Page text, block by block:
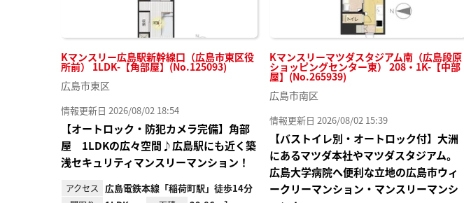
Kマンスリー広島駅新幹線口（広島市東区役
所前） 1LDK-【角部屋】(No.125093)
広島市東区
情報更新日 2026/08/02 18:54
【オートロック・防犯カメラ完備】角部
屋 1LDKの広々空間♪広島駅にも近く築
浅セキュリティマンスリーマンション！
アクセス 広島電鉄本線「稲荷町駅」徒歩14分
Kマンスリーマツダスタジアム南（広島段原
ショッピングセンター東） 208・1K-【中部
屋】(No.265939)
広島市南区
情報更新日 2026/08/02 15:39
【バストイレ別・オートロック付】大洲
にあるマツダ本社やマツダスタジアム。
広島大学病院へ便利な立地の広島市ウィ
ークリーマンション・マンスリーマンシ